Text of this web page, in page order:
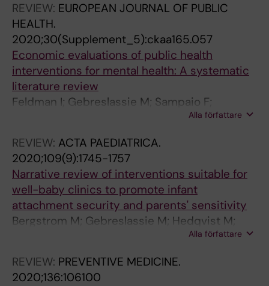
REVIEW: EUROPEAN JOURNAL OF PUBLIC
HEALTH.
2020;30(Supplement_5):ckaa165.057
Economic evaluations of public health
interventions for mental health: A systematic
literature review
Feldman I; Gebreslassie M; Sampaio F;
Alla författare
REVIEW: ACTA PAEDIATRICA.
2020;109(9):1745-1757
Narrative review of interventions suitable for
well-baby clinics to promote infant
attachment security and parents' sensitivity
Bergstrom M; Gebreslassie M; Hedqvist M;
Alla författare
REVIEW: PREVENTIVE MEDICINE.
2020;136:106100